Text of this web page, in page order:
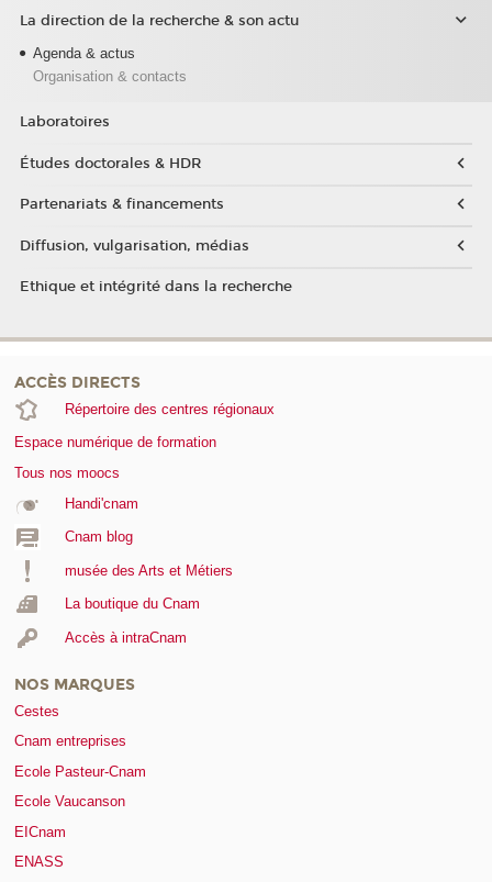
La direction de la recherche & son actu
Agenda & actus
Organisation & contacts
Laboratoires
Études doctorales & HDR
Partenariats & financements
Diffusion, vulgarisation, médias
Ethique et intégrité dans la recherche
ACCÈS DIRECTS
Répertoire des centres régionaux
Espace numérique de formation
Tous nos moocs
Handi'cnam
Cnam blog
musée des Arts et Métiers
La boutique du Cnam
Accès à intraCnam
NOS MARQUES
Cestes
Cnam entreprises
Ecole Pasteur-Cnam
Ecole Vaucanson
EICnam
ENASS